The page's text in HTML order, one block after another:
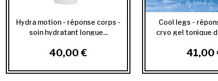
Hydra motion - réponse corps -
soin hydratant longue...
40,00 €
Cool legs -
cryo gel tonique
41,00